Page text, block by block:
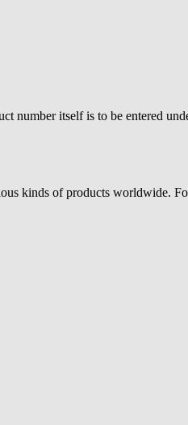
number itself is to be entered
kinds of products worldwide.